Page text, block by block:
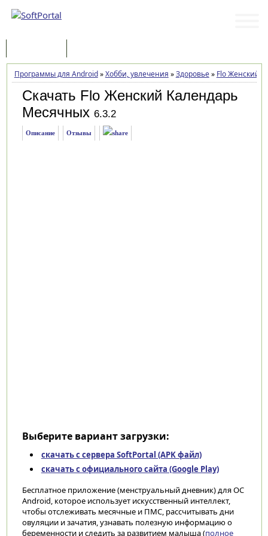
Программы для Android»Хобби, увлечения »Здоровье» Flo Женский
Скачать Flo Женский Календарь
Месячных 6.3.2
Описание Отзывы
Выберите вариант загрузки:
скачать с сервера SoftPortal (APK файл)
скачать с официального сайта (Google Play)
Бесплатное приложение (менструальный дневник) для ОС
Android, которое использует искусственный интеллект,
чтобы отслеживать месячные и ПМС, рассчитывать дни
овуляции и зачатия, узнавать полезную информацию о
беременности и следить за развитием малыша (полное